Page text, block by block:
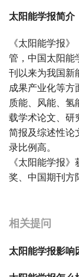
太阳能学报简介
《太阳能学报
管，中国太阳能
刊以来为我国新
成果产业化等方
质能、风能、氢
载学术论文、研
简报及综述性论
录比例高。
《太阳能学报
奖、中国期刊方
相关提问
太阳能学报影响